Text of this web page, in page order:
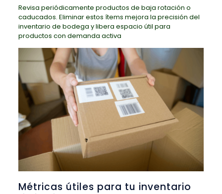
Revisa periódicamente productos de baja rotación o
caducados. Eliminar estos ítems mejora la precisión del
inventario de bodega y libera espacio útil para
productos con demanda activa
Métricas útiles para tu inventario